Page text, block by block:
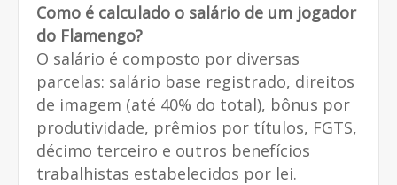
Como é calculado o salário de um jogador
do Flamengo?
O salário é composto por diversas
parcelas: salário base registrado, direitos
de imagem (até 40% do total), bônus por
produtividade, prêmios por títulos, FGTS,
décimo terceiro e outros benefícios
trabalhistas estabelecidos por lei.